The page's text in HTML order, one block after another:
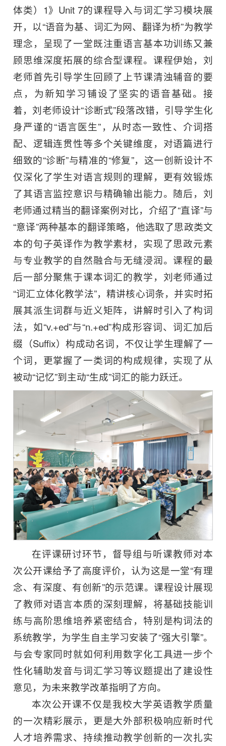
体类）1》Unit 7的课程导入与词汇学习模块展
开，以“语音为基、词汇为网、翻译为桥”为教学
理念，呈现了一堂既注重语言基本功训练又兼
顾思维深度拓展的综合型课程。课程伊始，刘
老师首先引导学生回顾了上节课清浊辅音的要
点，为新知学习铺设了坚实的语音基础。接
着，刘老师设计“诊断式”段落改错，引导学生化
身严谨的“语言医生”，从时态一致性、介词搭
配、逻辑连贯性等多个关键维度，对语篇进行
细致的“诊断”与精准的“修复”，这一创新设计不
仅深化了学生对语言规则的理解，更有效锻炼
了其语言监控意识与精确输出能力。随后，刘
老师通过精当的翻译案例对比，介绍了“直译”与
“意译”两种基本的翻译策略，他选取了思政类文
本的句子英译作为教学素材，实现了思政元素
与专业教学的自然融合与无缝浸润。课程的最
后一部分聚焦于课本词汇的教学，刘老师通过
“词汇立体化教学法”，精讲核心词条，并实时拓
展其派生词群与近义矩阵，讲解时引入了构词
法，如“v.+ed”与“n.+ed”构成形容词、词汇加后
缀（Suffix）构成动名词，不仅让学生理解了一
个词，更掌握了一类词的构成规律，实现了从
被动“记忆”到主动“生成”词汇的能力跃迁。
在评课研讨环节，督导组与听课教师对本
次公开课给予了高度评价，认为这是一堂“有理
念、有深度、有创新”的示范课。课程设计展现
了教师对语言本质的深刻理解，将基础技能训
练与高阶思维培养紧密结合，特别是构词法的
系统教学，为学生自主学习安装了“强大引擎”。
与会专家同时就如何利用数字化工具进一步个
性化辅助发音与词汇学习等议题提出了建设性
意见，为未来教学改革指明了方向。
本次公开课不仅是我校大学英语教学质量
的一次精彩展示，更是大外部积极响应新时代
人才培养需求、持续推动教学创新的一次扎实